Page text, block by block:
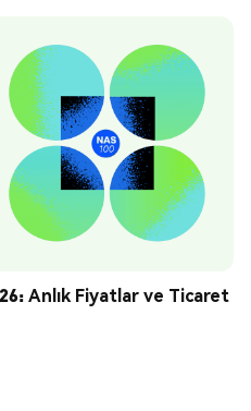
Anlık Fiyatlar ve Ticaret